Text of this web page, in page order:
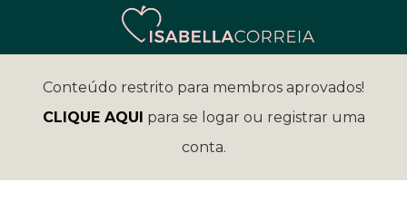
Conteúdo restrito para membros aprovados!
CLIQUE AQUI para se logar ou registrar uma
conta.